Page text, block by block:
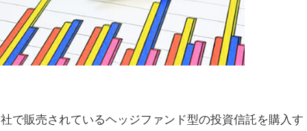
で販売されているヘッジファンド型の投資信託を購入す